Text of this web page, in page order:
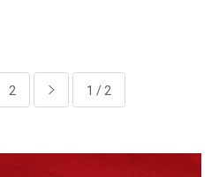
2 1 / 2